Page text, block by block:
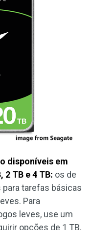
disponíveis em
2 TB e 4 TB: os de
para tarefas básicas
Para
leves, use um
opções de 1 TB,